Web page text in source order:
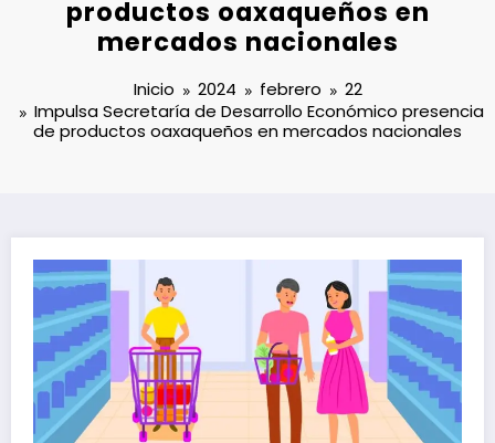
productos oaxaqueños en
mercados nacionales
Inicio 2024 febrero
22
Impulsa Secretaría de Desarrollo Económico presencia
de productos oaxaqueños en mercados nacionales